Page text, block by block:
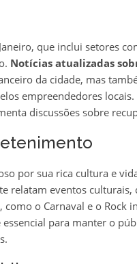
que inclui setores
Notícias atualizadas
da cidade, mas
empreendedores
discussões sobre
por sua rica cultura e
relatam eventos culturais,
o Carnaval e o Rock
para manter o